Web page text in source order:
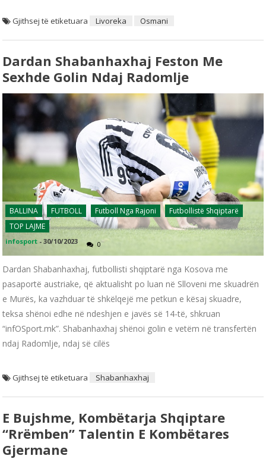
Gjithsej të etiketuara Livoreka Osmani
Dardan Shabanhaxhaj Feston Me
Sexhde Golin Ndaj Radomlje
BALLINA FUTBOLL Futboll Nga Rajoni
Futbollistë Shqiptarë
TOP LAJME
infosport -30/10/2023 0
Dardan Shabanhaxhaj, futbollisti shqiptarë nga Kosova me
pasaportë austriake, që aktualisht po luan në Slloveni me skuadrën
e Murës, ka vazhduar të shkëlqejë me petkun e kësaj skuadre,
teksa shënoi edhe në ndeshjen e javës së 14-të, shkruan
“infOSport.mk”. Shabanhaxhaj shënoi golin e vetëm në transfertën
ndaj Radomlje, ndaj së cilës
Gjithsej të etiketuara Shabanhaxhaj
E Bujshme, Kombëtarja Shqiptare
“rrëmben” Talentin E Kombëtares
Gjermane